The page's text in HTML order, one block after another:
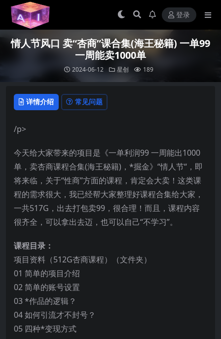
登录
情人节风口 卖“杏商”课合集(海王秘籍) 一单99
一周能卖1000单
2024-06-12 星创 189
详情介绍 常见问题
/p>
今天给大家带来的项目是《一单利润99 一周能出1000
单，卖杏商课程合集(海王秘籍)，*掘金》“情人节“，即
将来临，关于“性商”方面的课程，肯定会大卖！这类课
程的需求很大，我已经帮大家整理好课程合集给大家，
一共517G，出去打包卖99，很合理！而且，课程内容
很齐全，可以拿出去迈，也可以自己“不学习”。
课程目录：
项目资料（512G杏商课程）（文件夹）
01 简单的项目介绍
02 简单的账号设置
03 *作品的逻辑？
04 如何引流才不封号？
05 四种*变现方式